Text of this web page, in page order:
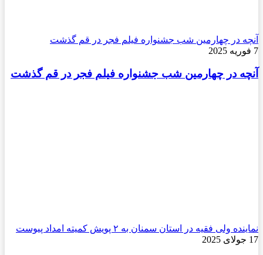
آنچه در چهارمین شب جشنواره فیلم فجر در قم گذشت
7 فوریه 2025
آنچه در چهارمین شب جشنواره فیلم فجر در قم گذشت
نماینده ولی فقیه در استان سمنان به ۲ پویش کمیته امداد پیوست
17 جولای 2025